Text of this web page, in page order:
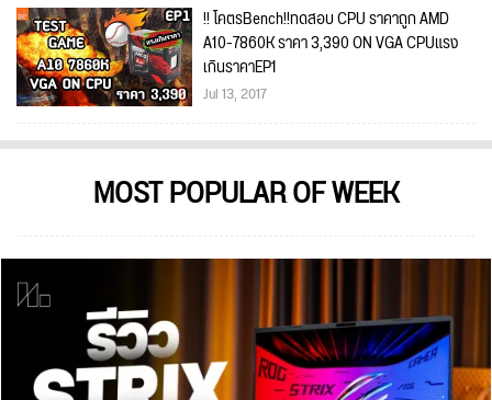
!! โคตรBench!!ทดสอบ CPU ราคาถูก AMD
A10-7860K ราคา 3,390 ON VGA CPUแรง
เกินราคาEP1
Jul 13, 2017
MOST POPULAR OF WEEK